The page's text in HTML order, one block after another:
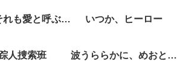
彼女がそれも愛と呼ぶなら いつか、ヒーロー
人捜索班 波うららかに、めおと日和